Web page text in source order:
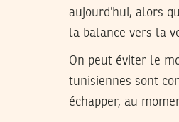
aujourd’hui, alors
la balance vers la
On peut éviter le
tunisiennes sont
échapper, au